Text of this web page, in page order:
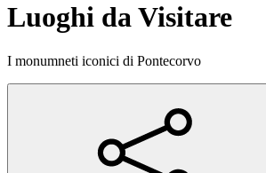
Luoghi da Visitare
I monumneti iconici di Pontecorvo